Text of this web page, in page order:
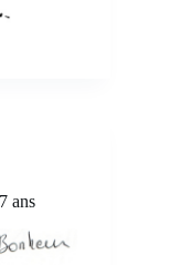
ans